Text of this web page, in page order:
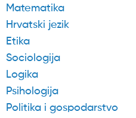
Matematika
Hrvatski jezik
Etika
Sociologija
Logika
Psihologija
Politika i gospodarstvo